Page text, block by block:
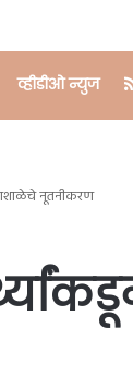
व्हीडीओ न्युज
नूतनीकरण